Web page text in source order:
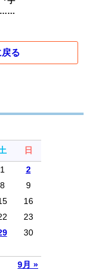
……
る
日
9月 »
1
2
8
9
16
23
30